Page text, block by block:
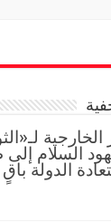
الخارجية
السلام
الدولة